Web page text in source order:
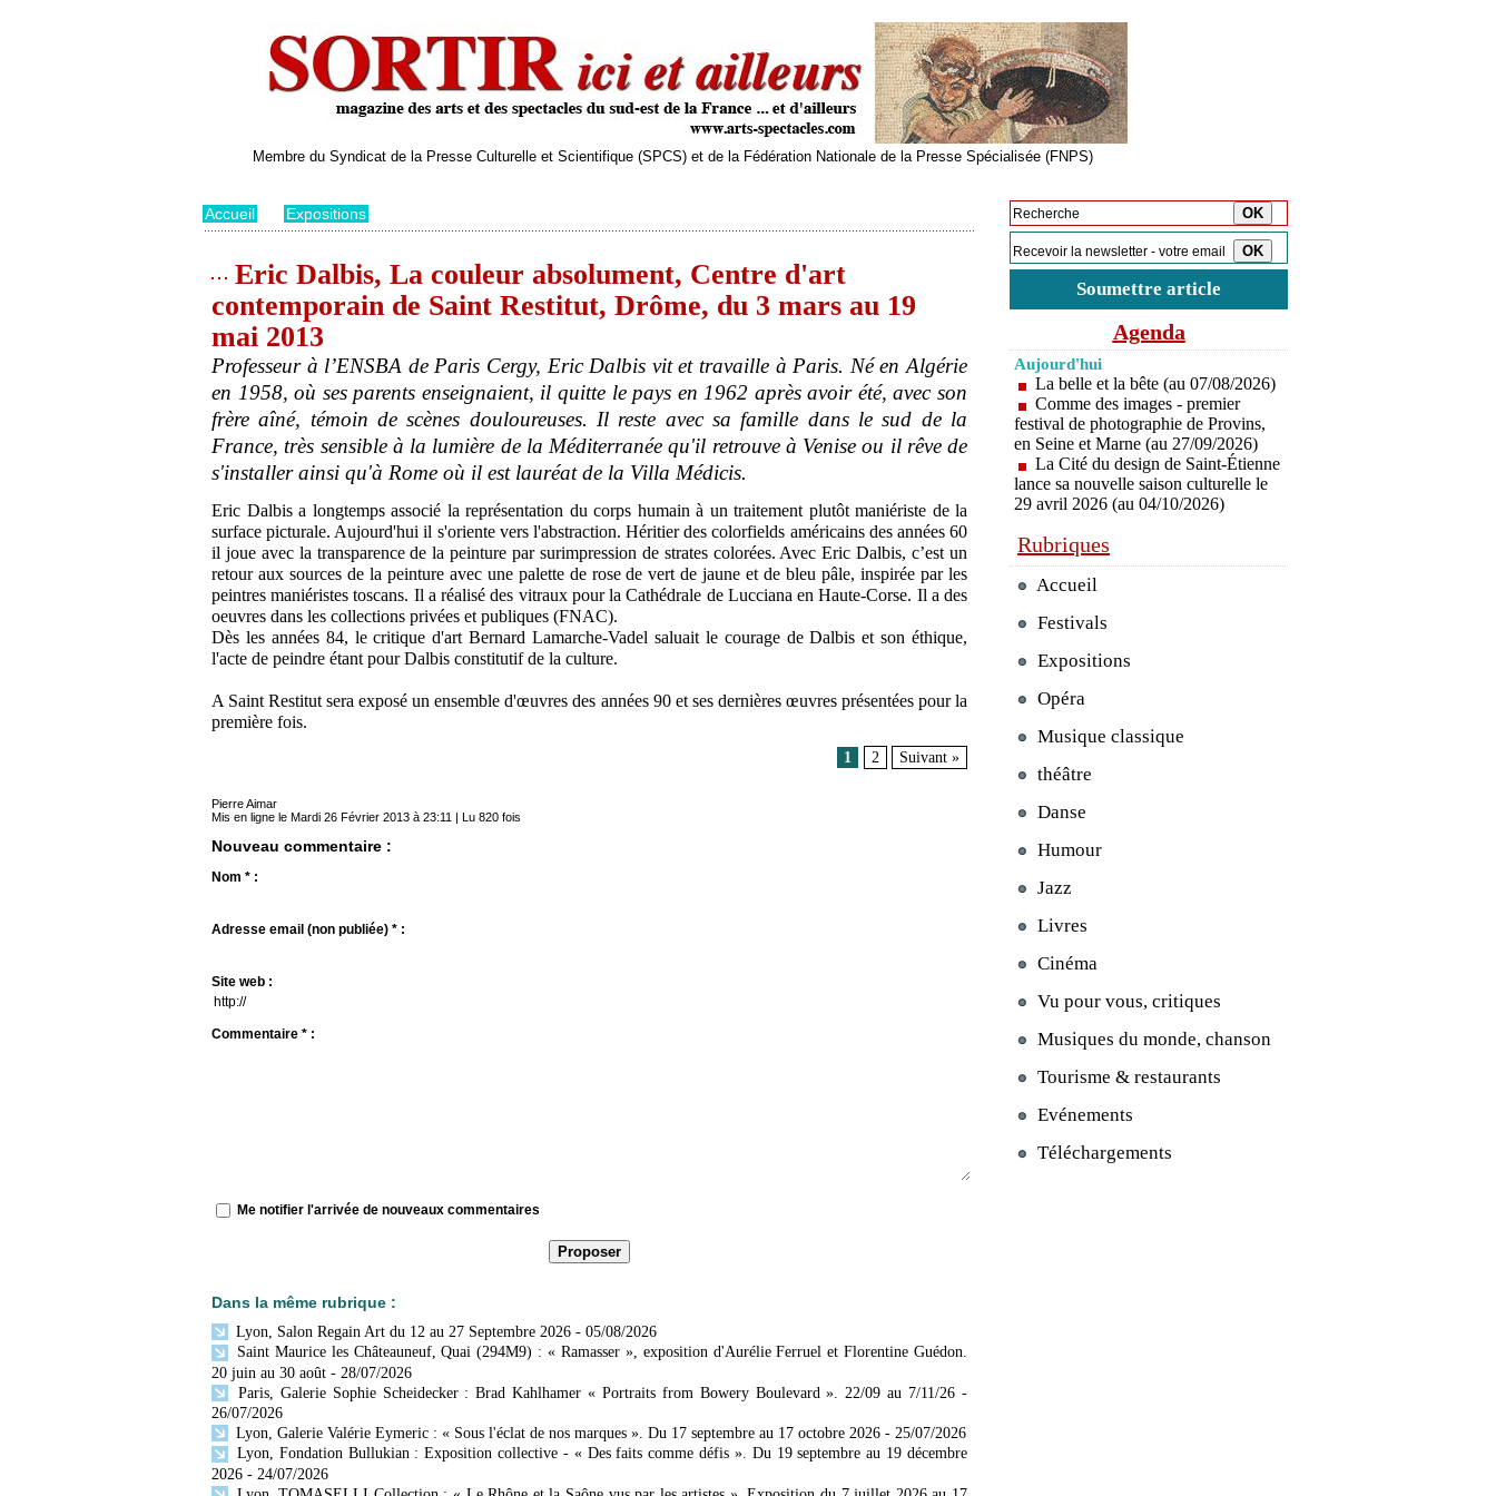
Membre du Syndicat de la Presse Culturelle et Scientifique (SPCS) et de la Fédération Nationale de la Presse Spécialisée (FNPS)
Accueil Expositions
Eric Dalbis, La couleur absolument, Centre d'art
contemporain de Saint Restitut, Drôme, du 3 mars au 19
mai 2013
Professeur à l’ENSBA de Paris Cergy, Eric Dalbis vit et travaille à Paris. Né en Algérie
en 1958, où ses parents enseignaient, il quitte le pays en 1962 après avoir été, avec son
frère aîné, témoin de scènes douloureuses. Il reste avec sa famille dans le sud de la
France, très sensible à la lumière de la Méditerranée qu'il retrouve à Venise ou il rêve de
s'installer ainsi qu'à Rome où il est lauréat de la Villa Médicis.
Eric Dalbis a longtemps associé la représentation du corps humain à un traitement plutôt maniériste de la
surface picturale. Aujourd'hui il s'oriente vers l'abstraction. Héritier des colorfields américains des années 60
il joue avec la transparence de la peinture par surimpression de strates colorées. Avec Eric Dalbis, c’est un
retour aux sources de la peinture avec une palette de rose de vert de jaune et de bleu pâle, inspirée par les
peintres maniéristes toscans. Il a réalisé des vitraux pour la Cathédrale de Lucciana en Haute-Corse. Il a des
oeuvres dans les collections privées et publiques (FNAC).
Dès les années 84, le critique d'art Bernard Lamarche-Vadel saluait le courage de Dalbis et son éthique,
l'acte de peindre étant pour Dalbis constitutif de la culture.
A Saint Restitut sera exposé un ensemble d'œuvres des années 90 et ses dernières œuvres présentées pour la
première fois.
1 2 Suivant »
Pierre Aimar
Mis en ligne le Mardi 26 Février 2013 à 23:11 | Lu 820 fois
Nouveau commentaire :
Nom * :
Adresse email (non publiée) * :
Site web :
Commentaire * :
Me notifier l'arrivée de nouveaux commentaires
Dans la même rubrique :
Lyon, Salon Regain Art du 12 au 27 Septembre 2026 - 05/08/2026
Saint Maurice les Châteauneuf, Quai (294M9) : « Ramasser », exposition d'Aurélie Ferruel et Florentine Guédon.
20 juin au 30 août - 28/07/2026
Paris, Galerie Sophie Scheidecker : Brad Kahlhamer « Portraits from Bowery Boulevard ». 22/09 au 7/11/26 -
26/07/2026
Lyon, Galerie Valérie Eymeric : « Sous l'éclat de nos marques ». Du 17 septembre au 17 octobre 2026 - 25/07/2026
Lyon, Fondation Bullukian : Exposition collective - « Des faits comme défis ». Du 19 septembre au 19 décembre
2026 - 24/07/2026
Soumettre article
Agenda
Aujourd'hui
La belle et la bête (au 07/08/2026)
Comme des images - premier
festival de photographie de Provins,
en Seine et Marne (au 27/09/2026)
La Cité du design de Saint-Étienne
lance sa nouvelle saison culturelle le
29 avril 2026 (au 04/10/2026)
Rubriques
Accueil
Festivals
Expositions
Opéra
Musique classique
théâtre
Danse
Humour
Jazz
Livres
Cinéma
Vu pour vous, critiques
Musiques du monde, chanson
Tourisme & restaurants
Evénements
Téléchargements